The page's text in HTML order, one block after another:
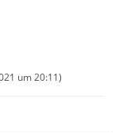
um 20:11)